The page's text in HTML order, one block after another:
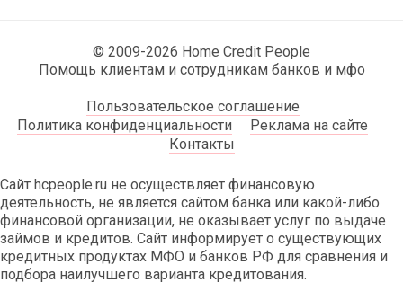
© 2009-2026 Home Credit People
Помощь клиентам и сотрудникам банков и мфо
Пользовательское соглашение
Политика конфиденциальности
Реклама на сайте
Контакты
Сайт hcpeople.ru не осуществляет финансовую
деятельность, не является сайтом банка или какой-либо
финансовой организации, не оказывает услуг по выдаче
займов и кредитов. Сайт информирует о существующих
кредитных продуктах МФО и банков РФ для сравнения и
подбора наилучшего варианта кредитования.